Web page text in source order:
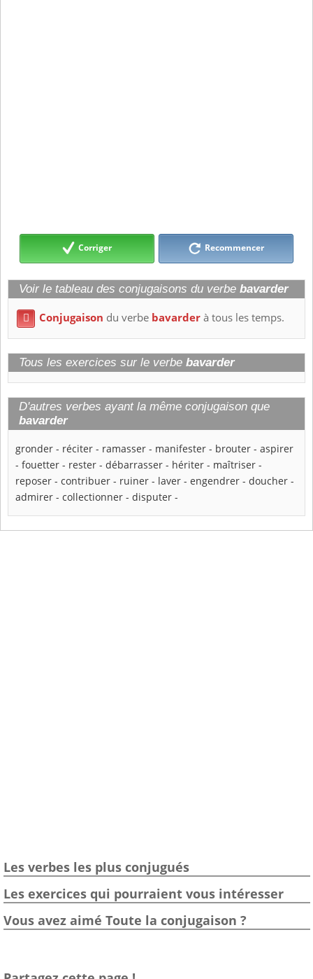
Corriger Recommencer
Voir le tableau des conjugaisons du verbe bavarder
 Conjugaison du verbe bavarderà tous les temps.
Tous les exercices sur le verbe bavarder
D'autres verbes ayant la même conjugaison que
bavarder
gronder - réciter - ramasser - manifester - brouter - aspirer
- fouetter - rester - débarrasser - hériter - maîtriser -
reposer - contribuer - ruiner - laver - engendrer - doucher -
admirer - collectionner - disputer -
Les verbes les plus conjugués
Les exercices qui pourraient vous intéresser
Vous avez aimé Toute la conjugaison ?